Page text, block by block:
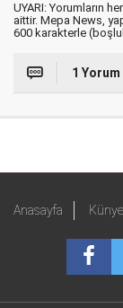
UYARI: Yorumların
aittir. Mepa News,
600 karakterle
1 Yorum
Anasayfa Künye